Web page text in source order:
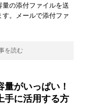
の添付ファイルを送
す。メールで添付ファ
を読む
がいっぱい！
手に活用する方